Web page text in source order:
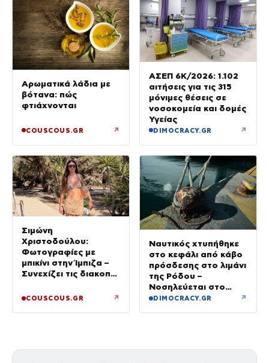
Αρωματικά λάδια με
βότανα: πώς
φτιάχνονται
COUSCOUS.GR ↗
ΑΣΕΠ 6Κ/2026: 1.102
αιτήσεις για τις 315
μόνιμες θέσεις σε
νοσοκομεία και δομές
Υγείας
DIMOCRACY.GR ↗
Σιμώνη
Χριστοδούλου:
Φωτογραφίες με
μπικίνι στην Ίμπιζα –
Συνεχίζει τις διακοπές
της, Αντρέα Γεωργίου
COUSCOUS.GR ↗
Ναυτικός χτυπήθηκε
στο κεφάλι από κάβο
πρόσδεσης στο λιμάνι
της Ρόδου –
Νοσηλεύεται στο
νοσοκομείο
DIMOCRACY.GR ↗